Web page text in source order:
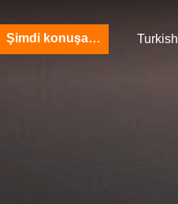
Şimdi konuşalım. Turkish